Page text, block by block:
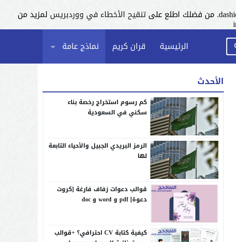
تنقيح الأخطاء في ووردبريس لمزيد من
الرئيسية
قران كريم نماذج عامة
الأحدث
كم رسوم استخراج رخصة بناء
سكني في السعودية
الرمز البريدي الجبيل والأحياء التابعة
لها
قوالب دعوات زفاف فارغة [كروت
دعوة] pdf و word و doc
كيفية كتابة CV احترافي؟ +قوالب